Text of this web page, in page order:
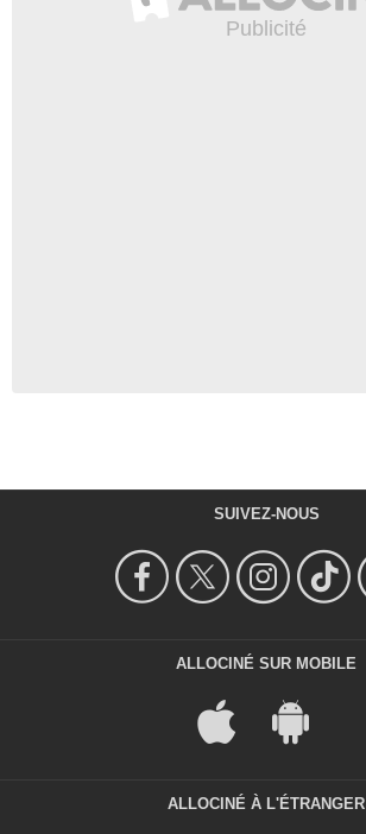
SUIVEZ-NOUS
ALLOCINÉ SUR MOBILE
ALLOCINÉ À L'ÉTRANGER